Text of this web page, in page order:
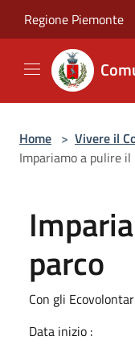
Regione Piemonte
Home > Vivere il
Impariamo a pulire il
parco
Con gli
Data inizio :